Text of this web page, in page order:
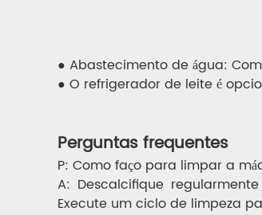
● Abastecimento de água:
● O refrigerador de leite é
Perguntas frequentes
P: Como faço para limpar a
A: Descalcifique
Execute um ciclo de limpeza